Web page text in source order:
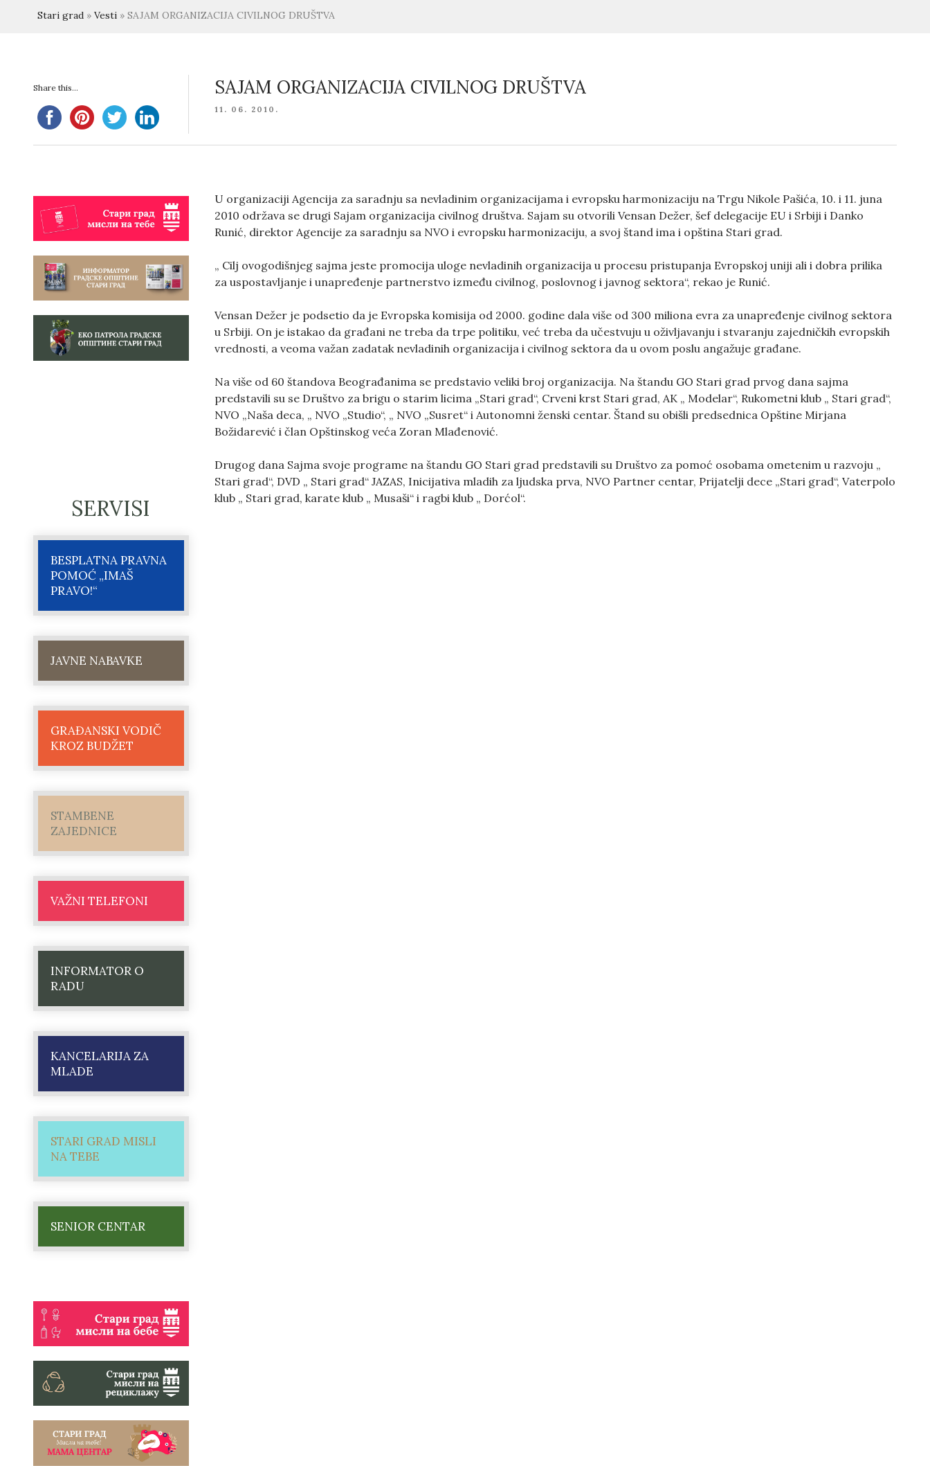
Stari grad » Vesti » SAJAM ORGANIZACIJA CIVILNOG DRUŠTVA
Share this... SAJAM ORGANIZACIJA CIVILNOG DRUŠTVA
POSTED
11. 06. 2010.
SERVISI
BESPLATNA PRAVNA
POMOĆ „IMAŠ
PRAVO!“
JAVNE NABAVKE
GRAĐANSKI VODIČ
KROZ BUDŽET
STAMBENE
ZAJEDNICE
VAŽNI TELEFONI
INFORMATOR O
RADU
KANCELARIJA ZA
MLADE
STARI GRAD MISLI
NA TEBE
SENIOR CENTAR
U organizaciji Agencija za saradnju sa nevladinim organizacijama i evropsku harmonizaciju na Trgu Nikole Pašića, 10. i 11. juna
2010 održava se drugi Sajam organizacija civilnog društva. Sajam su otvorili Vensan Dežer, šef delegacije EU i Srbiji i Danko
Runić, direktor Agencije za saradnju sa NVO i evropsku harmonizaciju, a svoj štand ima i opština Stari grad.
„ Cilj ovogodišnjeg sajma jeste promocija uloge nevladinih organizacija u procesu pristupanja Evropskoj uniji ali i dobra prilika
za uspostavljanje i unapređenje partnerstvo između civilnog, poslovnog i javnog sektora“, rekao je Runić.
Vensan Dežer je podsetio da je Evropska komisija od 2000. godine dala više od 300 miliona evra za unapređenje civilnog sektora
u Srbiji. On je istakao da građani ne treba da trpe politiku, već treba da učestvuju u oživljavanju i stvaranju zajedničkih evropskih
vrednosti, a veoma važan zadatak nevladinih organizacija i civilnog sektora da u ovom poslu angažuje građane.
Na više od 60 štandova Beograđanima se predstavio veliki broj organizacija. Na štandu GO Stari grad prvog dana sajma
predstavili su se Društvo za brigu o starim licima „Stari grad“, Crveni krst Stari grad, AK „ Modelar“, Rukometni klub „ Stari grad“,
NVO „Naša deca, „ NVO „Studio“, „ NVO „Susret“ i Autonomni ženski centar. Štand su obišli predsednica Opštine Mirjana
Božidarević i član Opštinskog veća Zoran Mlađenović.
Drugog dana Sajma svoje programe na štandu GO Stari grad predstavili su Društvo za pomoć osobama ometenim u razvoju „
Stari grad“, DVD „ Stari grad“ JAZAS, Inicijativa mladih za ljudska prva, NVO Partner centar, Prijatelji dece „Stari grad“, Vaterpolo
klub „ Stari grad, karate klub „ Musaši“ i ragbi klub „ Dorćol“.